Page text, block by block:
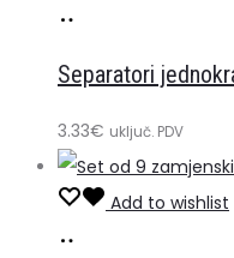
košaricu
Separatori
3.33€ uključ. PDV
Add to wishlist